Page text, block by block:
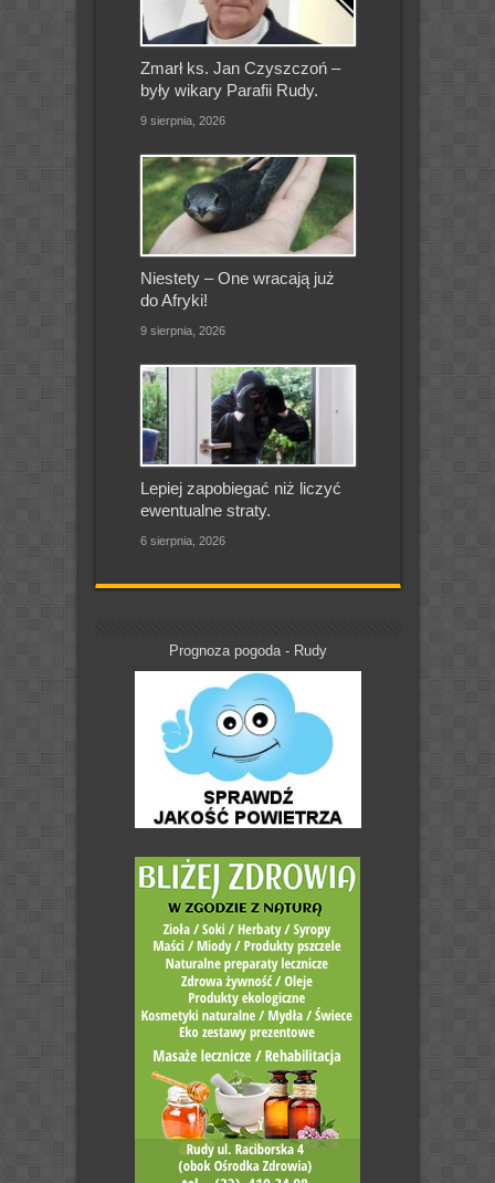
Zmarł ks. Jan Czyszczoń –
były wikary Parafii Rudy.
9 sierpnia, 2026
Niestety – One wracają już
do Afryki!
9 sierpnia, 2026
Lepiej zapobiegać niż liczyć
ewentualne straty.
6 sierpnia, 2026
Prognoza pogoda - Rudy